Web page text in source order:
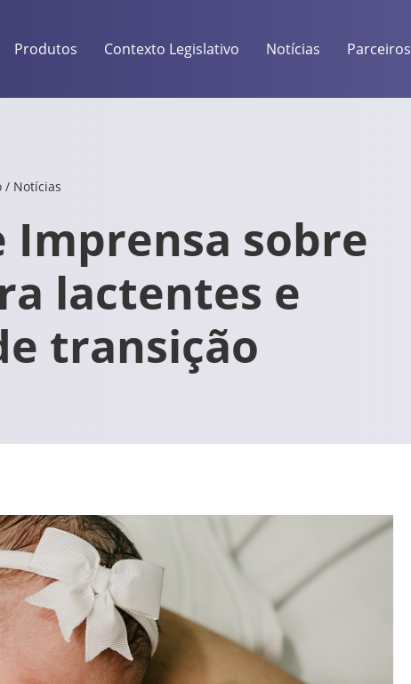
Produtos Contexto Legislativo Notícias Parceiros
/ Notícias
Imprensa sobre
lactentes e
transição